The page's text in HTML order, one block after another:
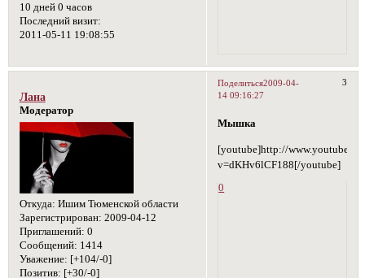
10 дней 0 часов
Последний визит:
2011-05-11 19:08:55
Поделиться 3
2009-04-
14 09:16:27
Лана
Модератор
Откуда: Ишим Тюменской области
Зарегистрирован: 2009-04-12
Приглашений: 0
Сообщений: 1414
Уважение: [+104/-0]
Позитив: [+30/-0]
Мышка
[youtube]http://
v=dKHv6lCF188[/youtube]
0